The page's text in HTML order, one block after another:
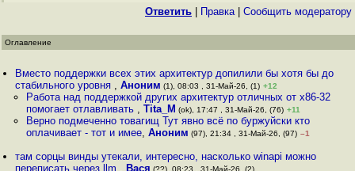
Ответить Правка| Cообщить модератору
Оглавление
Вместо поддержки всех этих архитектур допилили бы хотя бы до
стабильного уровня ,Аноним (1), 08:03 , 31-Май-26, (1) +12
Работа над поддержкой других архитектур отличных от x86-32
помогает отлавливать , Tita_M (ok), 17:47 , 31-Май-26, (76) +11
Верно подмеченно товагищ Тут явно всё по буржуйски кто
оплачивает - тот и имее, Аноним (97), 21:34 , 31-Май-26, (97) –1
там сорцы винды утекали, интересно, насколько winapi можно
переписать через llm , Вася (??), 08:23 , 31-Май-26, (2)